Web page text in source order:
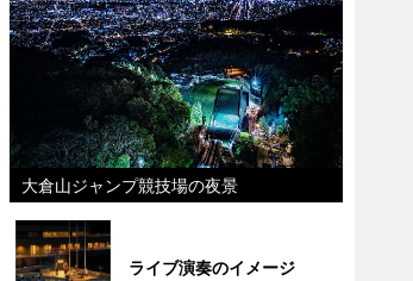
大倉山ジャンプ競技場の夜景
ライブ演奏のイメージ